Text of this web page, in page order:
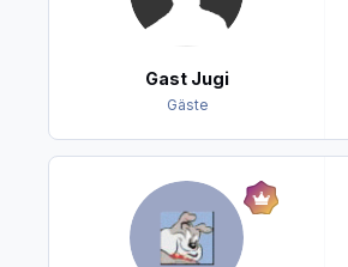
Gast Jugi
Gäste